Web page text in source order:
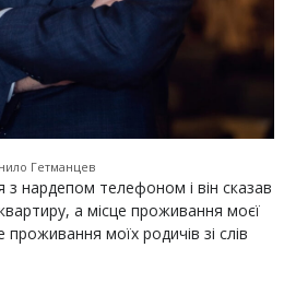
Гетманцев
з нардепом телефоном і він сказав
а місце проживання моєї
моїх родичів зі слів